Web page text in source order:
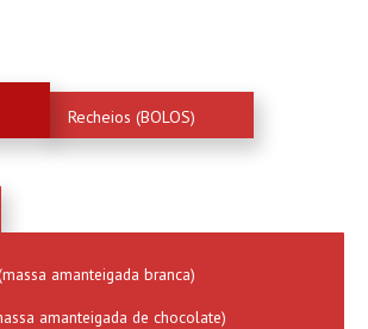
Recheios (BOLOS)
amanteigada branca)
amanteigada de chocolate)